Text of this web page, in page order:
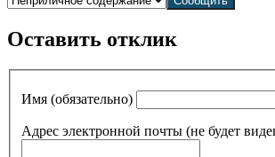
Оставить отклик
Имя (обязательно)
Адрес электронной почты (не будет